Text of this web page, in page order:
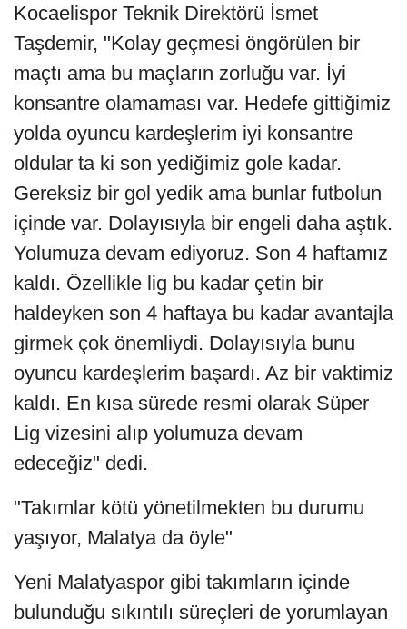
Kocaelispor Teknik Direktörü İsmet
Taşdemir, "Kolay geçmesi öngörülen bir
maçtı ama bu maçların zorluğu var. İyi
konsantre olamaması var. Hedefe gittiğimiz
yolda oyuncu kardeşlerim iyi konsantre
oldular ta ki son yediğimiz gole kadar.
Gereksiz bir gol yedik ama bunlar futbolun
içinde var. Dolayısıyla bir engeli daha aştık.
Yolumuza devam ediyoruz. Son 4 haftamız
kaldı. Özellikle lig bu kadar çetin bir
haldeyken son 4 haftaya bu kadar avantajla
girmek çok önemliydi. Dolayısıyla bunu
oyuncu kardeşlerim başardı. Az bir vaktimiz
kaldı. En kısa sürede resmi olarak Süper
Lig vizesini alıp yolumuza devam
edeceğiz" dedi.
"Takımlar kötü yönetilmekten bu durumu
yaşıyor, Malatya da öyle"
Yeni Malatyaspor gibi takımların içinde
bulunduğu sıkıntılı süreçleri de yorumlayan